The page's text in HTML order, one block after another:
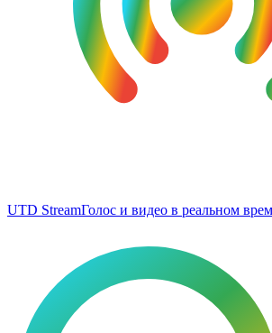
UTD StreamГолос и видео в реальном